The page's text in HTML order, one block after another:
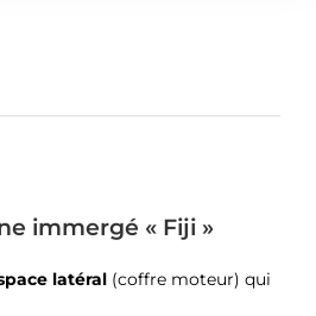
immergé « Fiji »
latéral(coffre moteur) qui